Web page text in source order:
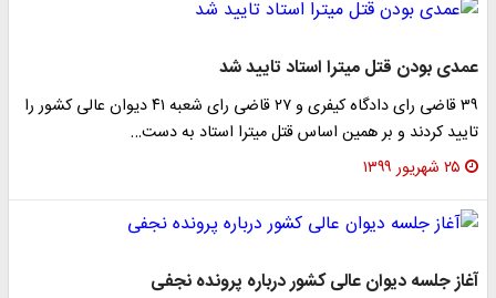
عمدی بودن قتل میترا استاد تایید شد
۳۹ قاضی رای دادگاه کیفری و ۲۷ قاضی رای شعبه ۴۱ دیوان عالی کشور را
تایید کردند و بر همین اساس قتل میترا استاد به دست…
۲۵ شهریور ۱۳۹۹
آغاز جلسه دیوان عالی کشور درباره پرونده نجفی